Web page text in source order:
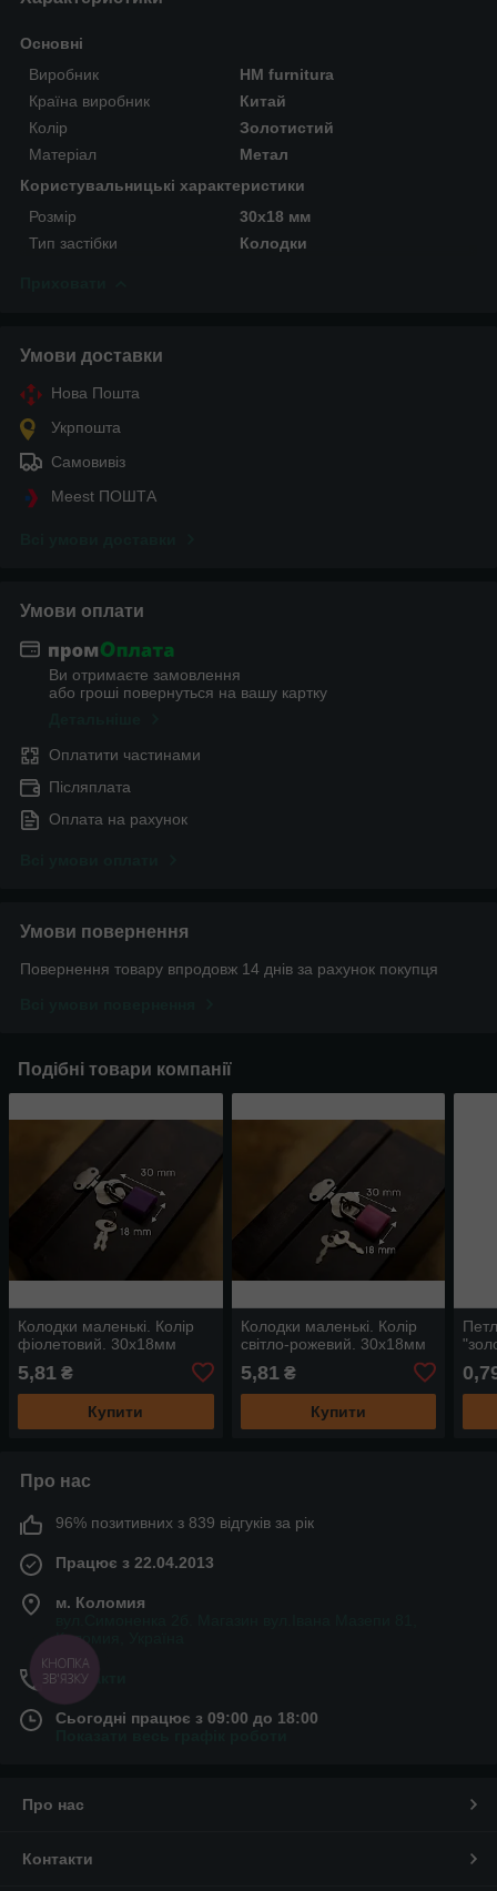
Основні
Виробник
HM furnitura
Країна виробник
Китай
Колір
Золотистий
Матеріал
Метал
Користувальницькі характеристики
Розмір
30х18 мм
Тип застібки
Колодки
Умови доставки
Нова Пошта
Укрпошта
Самовивіз
Meest ПОШТА
Умови оплати
Ви отримаєте замовлення
або гроші повернуться на вашу картку
Оплатити частинами
Післяплата
Оплата на рахунок
Умови повернення
Повернення товару впродовж 14 днів за рахунок покупця
Подібні товари компанії
Колодки маленькі. Колір
фіолетовий. 30х18мм
5,81 ₴
Купити
Колодки маленькі. Колір
світло-рожевий. 30х18мм
5,81₴
Купити
Про нас
96% позитивних з 839 відгуків за рік
Працює з 22.04.2013
м. Коломия
Коломия, Україна
Контакти
Сьогодні працює з 09:00 до 18:00
Про нас
Контакти
КНОПКА
ЗВ'ЯЗКУ